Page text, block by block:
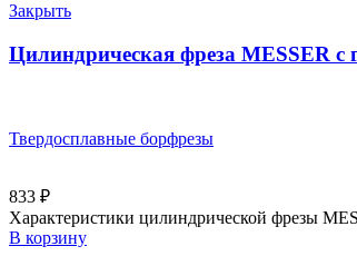
Закрыть
Цилиндрическая фреза MESSER с
Твердосплавные борфрезы
833 ₽
Характеристики цилиндрической фрезы
В корзину